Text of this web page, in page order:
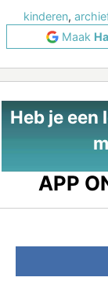
kinderen,
Maak
Heb je een
APP